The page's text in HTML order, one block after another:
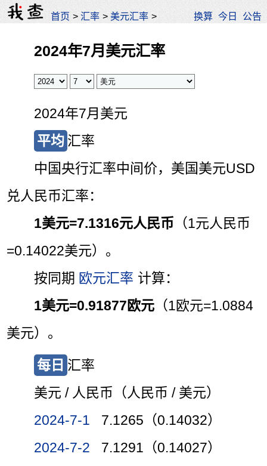
首页 >汇率 >美元汇率 > 换算 今日 公告
2024年7月美元汇率
2024年7月美元
平均 汇率
中国央行汇率中间价，美国美元USD
兑人民币汇率：
1美元=7.1316元人民币 （1元人民币
=0.14022美元）。
按同期 欧元汇率 计算：
1美元=0.91877欧元 （1欧元=1.0884
美元）。
每日 汇率
美元 / 人民币（人民币 / 美元）
2024-7-1
7.1265（0.14032）
2024-7-2
7.1291（0.14027）